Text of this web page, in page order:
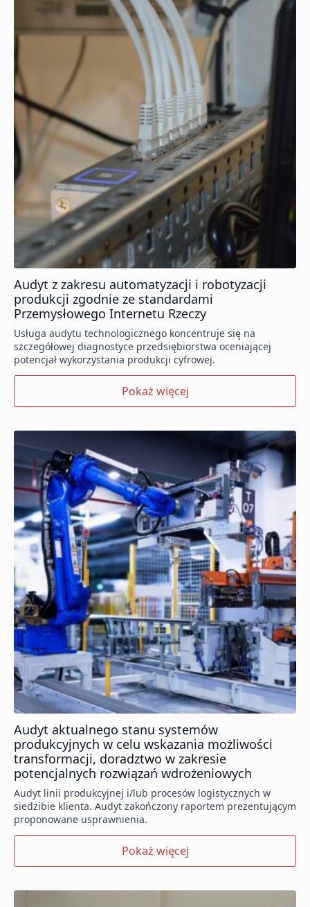
Pokaż więcej
Audyt z zakresu automatyzacji i robotyzacji
produkcji zgodnie ze standardami
Przemysłowego Internetu Rzeczy
Usługa audytu technologicznego koncentruje się na
szczegółowej diagnostyce przedsiębiorstwa oceniającej
potencjał wykorzystania produkcji cyfrowej.
Pokaż więcej
Audyt aktualnego stanu systemów
produkcyjnych w celu wskazania możliwości
transformacji, doradztwo w zakresie
potencjalnych rozwiązań wdrożeniowych
Audyt linii produkcyjnej i/lub procesów logistycznych w
siedzibie klienta. Audyt zakończony raportem prezentującym
proponowane usprawnienia.